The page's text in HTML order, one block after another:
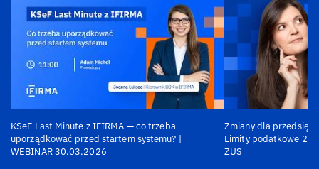
KSeF Last Minute z IFIRMA — co trzeba
uporządkować przed startem systemu? |
WEBINAR 30.03.2026
Zmiany dla
Limity podatkowe
ZUS